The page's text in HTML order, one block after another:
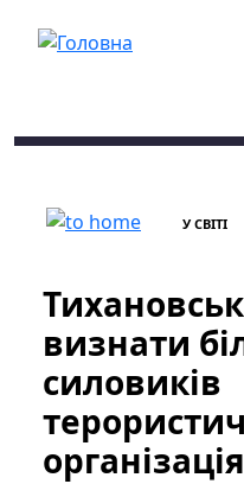
У СВІТІ
визнати
силовиків